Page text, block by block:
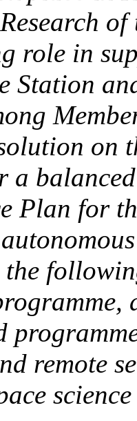
role in
Station
on
a
Plan for
remote